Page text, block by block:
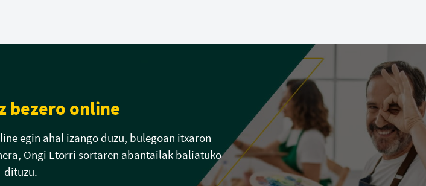
bezero online
egin ahal izango duzu, bulegoan itxaron
Ongi Etorri sortaren abantailak baliatuko
dituzu.